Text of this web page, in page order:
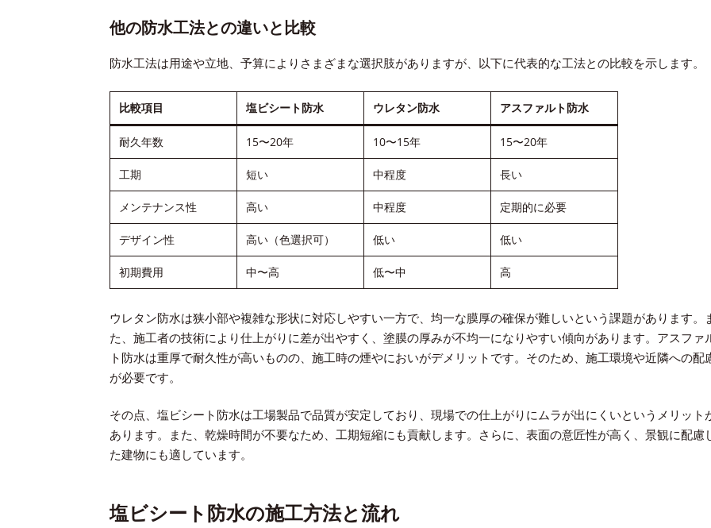
他の防水工法との違いと比較
防水工法は用途や立地、予算によりさまざまな選択肢がありますが、以下に代表的な工法との比較を示します。
比較項目 塩ビシート防水 ウレタン防水 アスファルト防水
耐久年数 15〜20年 10〜15年 15〜20年
工期 短い 中程度 長い
メンテナンス性 高い 中程度 定期的に必要
デザイン性 高い（色選択可） 低い 低い
初期費用 中〜高 低〜中 高
ウレタン防水は狭小部や複雑な形状に対応しやすい一方で、均一な膜厚の確保が難しいという課題があります。
た、施工者の技術により仕上がりに差が出やすく、塗膜の厚みが不均一になりやすい傾向があります。アスファ
ト防水は重厚で耐久性が高いものの、施工時の煙やにおいがデメリットです。そのため、施工環境や近隣への配
が必要です。
その点、塩ビシート防水は工場製品で品質が安定しており、現場での仕上がりにムラが出にくいというメリット
あります。また、乾燥時間が不要なため、工期短縮にも貢献します。さらに、表面の意匠性が高く、景観に配慮
た建物にも適しています。
塩ビシート防水の施工方法と流れ